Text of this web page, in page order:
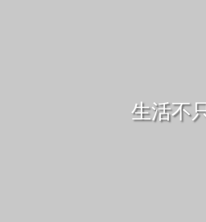
生活不